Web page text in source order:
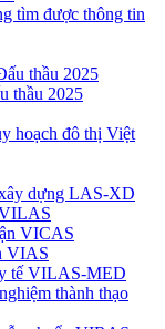
tìm được thông tin
thầu 2025
thầu 2025
hoạch đô thị Việt
dựng LAS-XD
VICAS
VIAS
tế VILAS-MED
thành thạo